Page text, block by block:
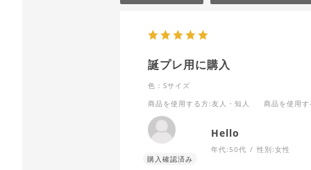
誕プレ用に購入
色：Sサイズ
商品を使用する方:友人・知人 商品を使用
Hello
年代:50代 性別:女性